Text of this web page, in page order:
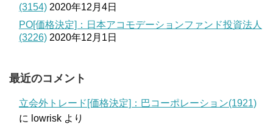
(3154) 2020年12月4日
PO[価格決定]：日本アコモデーションファンド投資法人
(3226) 2020年12月1日
最近のコメント
立会外トレード[価格決定]：巴コーポレーション(1921)
に lowrisk より